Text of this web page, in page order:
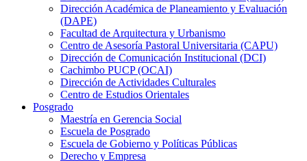
Dirección Académica de Planeamiento y Evaluación
(DAPE)
Facultad de Arquitectura y Urbanismo
Centro de Asesoría Pastoral Universitaria (CAPU)
Dirección de Comunicación Institucional (DCI)
Cachimbo PUCP (OCAI)
Dirección de Actividades Culturales
Centro de Estudios Orientales
Posgrado
Maestría en Gerencia Social
Escuela de Posgrado
Escuela de Gobierno y Políticas Públicas
Derecho y Empresa